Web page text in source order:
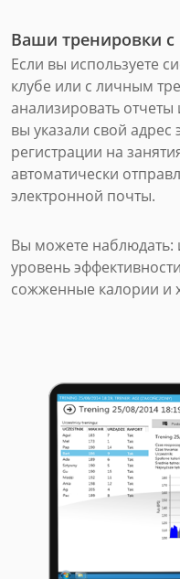
Ваши тренировки с
Если вы используете
клубе или с личным
анализировать отчеты и
вы указали свой
регистрации на
автоматически
электронной почты.
Вы можете наблюдать:
уровень
сожженные калории и